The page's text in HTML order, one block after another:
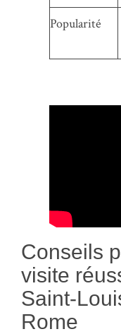
Popularité
Conseils
visite
Saint-
Rome